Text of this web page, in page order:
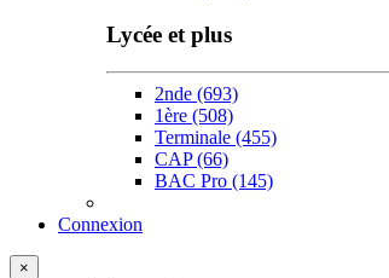
Lycée et plus
2nde (693)
1ère (508)
Terminale (455)
CAP(66)
BAC Pro (145)
Connexion
×